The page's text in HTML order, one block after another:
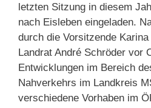
letzten Sitzung in diesem
nach Eisleben eingeladen.
durch die Vorsitzende
Landrat André Schröder vor
Entwicklungen im Bereich
Nahverkehrs im Landkreis
verschiedene Vorhaben im